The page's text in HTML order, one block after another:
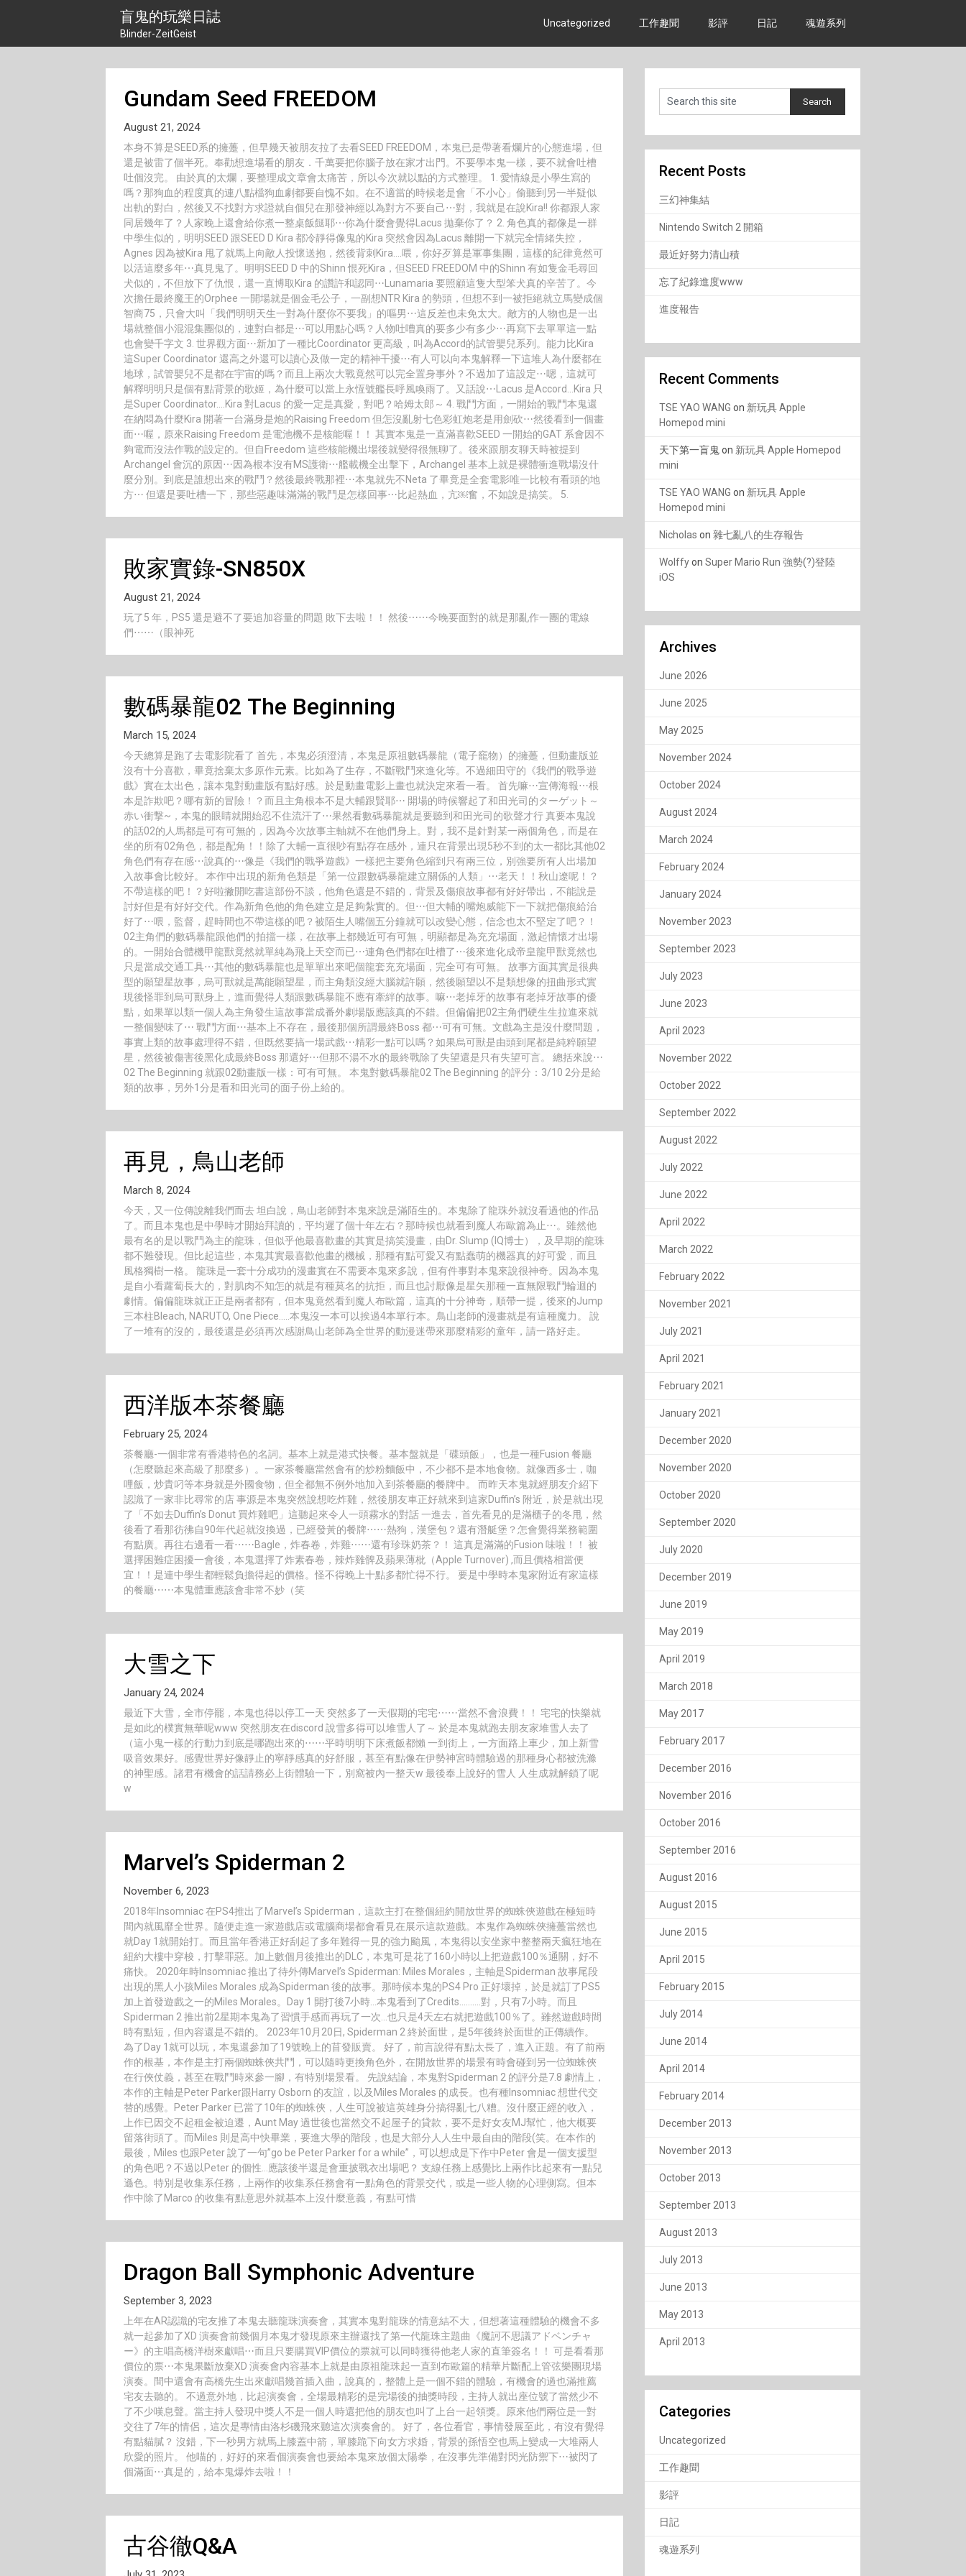
盲鬼的玩樂日誌
Blinder-ZeitGeist
Uncategorized 工作趣聞 影評 日記 魂遊系列
Gundam Seed FREEDOM
August 21, 2024
本身不算是SEED系的擁躉，但早幾天被朋友拉了去看SEED FREEDOM，本鬼已是帶著看爛片的心態進場，但
還是被雷了個半死。奉勸想進場看的朋友．千萬要把你腦子放在家才出門。不要學本鬼一樣，要不就會吐槽
吐個沒完。 由於真的太爛，要整理成文章會太痛苦，所以今次就以點的方式整理。 1. 愛情線是小學生寫的
嗎？那狗血的程度真的連八點檔狗血劇都要自愧不如。在不適當的時候老是會「不小心」偷聽到另一半疑似
出軌的對白，然後又不找對方求證就自個兒在那發神經以為對方不要自己⋯對，我就是在說Kira!! 你都跟人家
同居幾年了？人家晚上還會給你煮一整桌飯餸耶⋯你為什麼會覺得Lacus 拋棄你了？ 2. 角色真的都像是一群
中學生似的，明明SEED 跟SEED D Kira 都冷靜得像鬼的Kira 突然會因為Lacus 離開一下就完全情緒失控，
Agnes 因為被Kira 甩了就馬上向敵人投懷送抱，然後背刺Kira….喂，你好歹算是軍事集團，這樣的紀律竟然可
以活這麼多年⋯真見鬼了。明明SEED D 中的Shinn 恨死Kira，但SEED FREEDOM 中的Shinn 有如隻金毛尋回
犬似的，不但放下了仇恨，還一直博取Kira 的讚許和認同⋯Lunamaria 要照顧這隻大型笨犬真的辛苦了。今
次擔任最終魔王的Orphee 一開場就是個金毛公子，一副想NTR Kira 的勢頭，但想不到一被拒絕就立馬變成個
智商75，只會大叫「我們明明天生一對為什麼你不要我」的嘔男⋯這反差也未免太大。敵方的人物也是一出
場就整個小混混集團似的，連對白都是⋯可以用點心嗎？人物吐嘈真的要多少有多少⋯再寫下去單單這一點
也會變千字文 3. 世界觀方面⋯新加了一種比Coordinator 更高級，叫為Accord的試管嬰兒系列。能力比Kira
這Super Coordinator 還高之外還可以讀心及做一定的精神干擾⋯有人可以向本鬼解釋一下這堆人為什麼都在
地球，試管嬰兒不是都在宇宙的嗎？而且上兩次大戰竟然可以完全置身事外？不過加了這設定⋯嗯，這就可
解釋明明只是個有點背景的歌姬，為什麼可以當上永恆號艦長呼風喚雨了。又話說⋯Lacus 是Accord…Kira 只
是Super Coordinator….Kira 對Lacus 的愛一定是真愛，對吧？哈姆太郎～ 4. 戰鬥方面，一開始的戰鬥本鬼還
在納悶為什麼Kira 開著一台滿身是炮的Raising Freedom 但怎沒亂射七色彩虹炮老是用劍砍⋯然後看到一個畫
面⋯喔，原來Raising Freedom 是電池機不是核能喔！！ 其實本鬼是一直滿喜歡SEED 一開始的GAT 系會因不
夠電而沒法作戰的設定的。但自Freedom 這些核能機出場後就變得很無聊了。後來跟朋友聊天時被提到
Archangel 會沉的原因⋯因為根本沒有MS護衛⋯艦載機全出擊下，Archangel 基本上就是裸體衝進戰場沒什
麼分別。到底是誰想出來的戰鬥？然後最終戰那裡⋯本鬼就先不Neta 了畢竟是全套電影唯一比較有看頭的地
方⋯ 但還是要吐槽一下，那些惡趣味滿滿的戰鬥是怎樣回事⋯比起熱血，亢￼奮，不如說是搞笑。 5.
敗家實錄-SN850X
August 21, 2024
玩了5 年，PS5 還是避不了要追加容量的問題 敗下去啦！！ 然後⋯⋯今晚要面對的就是那亂作一團的電線
們⋯⋯（眼神死
數碼暴龍02 The Beginning
March 15, 2024
今天總算是跑了去電影院看了 首先，本鬼必須澄清，本鬼是原祖數碼暴龍（電子竉物）的擁躉，但動畫版並
沒有十分喜歡，畢竟捨棄太多原作元素。比如為了生存，不斷戰鬥來進化等。不過細田守的《我們的戰爭遊
戲》實在太出色，讓本鬼對動畫版有點好感。於是動畫電影上畫也就決定來看一看。 首先嘛⋯宣傳海報⋯根
本是詐欺吧？哪有新的冒險！？而且主角根本不是大輔跟賢耶⋯ 開場的時候響起了和田光司的ターゲット～
赤い衝撃~，本鬼的眼睛就開始忍不住流汗了⋯果然看數碼暴龍就是要聽到和田光司的歌聲才行 真要本鬼說
的話02的人馬都是可有可無的，因為今次故事主軸就不在他們身上。對，我不是針對某一兩個角色，而是在
坐的所有02角色，都是配角！！除了大輔一直很吵有點存在感外，連只在背景出現5秒不到的太一都比其他02
角色們有存在感⋯說真的⋯像是《我們的戰爭遊戲》一樣把主要角色縮到只有兩三位，別強要所有人出場加
入故事會比較好。 本作中出現的新角色類是「第一位跟數碼暴龍建立關係的人類」⋯老天！！秋山遼呢！？
不帶這樣的吧！？好啦撇開吃書這部份不談，他角色還是不錯的，背景及傷痕故事都有好好帶出，不能說是
討好但是有好好交代。作為新角色他的角色建立是足夠紮實的。但⋯但大輔的嘴炮威能下一下就把傷痕給治
好了⋯喂，監督，趕時間也不帶這樣的吧？被陌生人嘴個五分鐘就可以改變心態，信念也太不堅定了吧？！
02主角們的數碼暴龍跟他們的拍擋一樣，在故事上都幾近可有可無，明顯都是為充充場面，激起情懷才出場
的。一開始合體機甲龍獸竟然就單純為飛上天空而已⋯連角色們都在吐槽了⋯後來進化成帝皇龍甲獸竟然也
只是當成交通工具⋯其他的數碼暴龍也是單單出來吧個龍套充充場面，完全可有可無。 故事方面其實是很典
型的願望星故事，烏可獸就是萬能願望星，而主角類沒經大腦就許願，然後願望以不是類想像的扭曲形式實
現後怪罪到烏可獸身上，進而覺得人類跟數碼暴龍不應有牽絆的故事。嘛⋯老掉牙的故事有老掉牙故事的優
點，如果單以類一個人為主角發生這故事當成番外劇場版應該真的不錯。但偏偏把02主角們硬生生拉進來就
一整個變味了⋯ 戰鬥方面⋯基本上不存在，最後那個所謂最終Boss 都⋯可有可無。文戲為主是沒什麼問題，
事實上類的故事處理得不錯，但既然要搞一場武戲⋯精彩一點可以嗎？如果烏可獸是由頭到尾都是純粹願望
星，然後被傷害後黑化成最終Boss 那還好⋯但那不湯不水的最終戰除了失望還是只有失望可言。 總括來說⋯
02 The Beginning 就跟02動畫版一樣：可有可無。 本鬼對數碼暴龍02 The Beginning 的評分：3/10 2分是給
類的故事，另外1分是看和田光司的面子份上給的。
再見，鳥山老師
March 8, 2024
今天，又一位傳說離我們而去 坦白說，鳥山老師對本鬼來說是滿陌生的。本鬼除了龍珠外就沒看過他的作品
了。而且本鬼也是中學時才開始拜讀的，平均遲了個十年左右？那時候也就看到魔人布歐篇為止⋯。雖然他
最有名的是以戰鬥為主的龍珠，但似乎他最喜歡畫的其實是搞笑漫畫，由Dr. Slump (IQ博士），及早期的龍珠
都不難發現。但比起這些，本鬼其實最喜歡他畫的機械，那種有點可愛又有點蠢萌的機器真的好可愛，而且
風格獨樹一格。 龍珠是一套十分成功的漫畫實在不需要本鬼來多說，但有件事對本鬼來說很神奇。因為本鬼
是自小看蘿蔔長大的，對肌肉不知怎的就是有種莫名的抗拒，而且也討厭像是星矢那種一直無限戰鬥輪迴的
劇情。偏偏龍珠就正正是兩者都有，但本鬼竟然看到魔人布歐篇，這真的十分神奇，順帶一提，後來的Jump
三本柱Bleach, NARUTO, One Piece…..本鬼沒一本可以挨過4本單行本。鳥山老師的漫畫就是有這種魔力。 說
了一堆有的沒的，最後還是必須再次感謝鳥山老師為全世界的動漫迷帶來那麼精彩的童年，請一路好走。
西洋版本茶餐廳
February 25, 2024
茶餐廳-一個非常有香港特色的名詞。基本上就是港式快餐。基本盤就是「碟頭飯」，也是一種Fusion 餐廳
（怎麼聽起來高級了那麼多）。一家茶餐廳當然會有的炒粉麵飯中，不少都不是本地食物。就像西多士，咖
哩飯，炒貴叼等本身就是外國食物，但全都無不例外地加入到茶餐廳的餐牌中。 而昨天本鬼就經朋友介紹下
認識了一家非比尋常的店 事源是本鬼突然說想吃炸雞，然後朋友車正好就來到這家Duffin’s 附近，於是就出現
了「不如去Duffin’s Donut 買炸雞吧」這聽起來令人一頭霧水的對話 一進去，首先看見的是滿櫃子的冬甩，然
後看了看那彷彿自90年代起就沒換過，已經發黃的餐牌⋯⋯熱狗，漢堡包？還有潛艇堡？怎會覺得業務範圍
有點廣。再往右邊看一看⋯⋯Bagle，炸春卷，炸雞⋯⋯還有珍珠奶茶？！ 這真是滿滿的Fusion 味啦！！ 被
選擇困難症困擾一會後，本鬼選擇了炸素春卷，辣炸雞髀及蘋果薄枇（Apple Turnover) ,而且價格相當便
宜！！是連中學生都輕鬆負擔得起的價格。怪不得晚上十點多都忙得不行。 要是中學時本鬼家附近有家這樣
的餐廳⋯⋯本鬼體重應該會非常不妙（笑
大雪之下
January 24, 2024
最近下大雪，全市停罷，本鬼也得以停工一天 突然多了一天假期的宅宅⋯⋯當然不會浪費！！ 宅宅的快樂就
是如此的樸實無華呢www 突然朋友在discord 說雪多得可以堆雪人了～ 於是本鬼就跑去朋友家堆雪人去了
（這小鬼一樣的行動力到底是哪跑出來的⋯⋯平時明明下床煮飯都懶 一到街上，一方面路上車少，加上新雪
吸音效果好。感覺世界好像靜止的寧靜感真的好舒服，甚至有點像在伊勢神宮時體驗過的那種身心都被洗滌
的神聖感。諸君有機會的話請務必上街體驗一下，別窩被內一整天w 最後奉上說好的雪人 人生成就解鎖了呢
w
Marvel’s Spiderman 2
November 6, 2023
2018年Insomniac 在PS4推出了Marvel’s Spiderman，這款主打在整個紐約開放世界的蜘蛛俠遊戲在極短時
間內就風靡全世界。隨便走進一家遊戲店或電腦商場都會看見在展示這款遊戲。本鬼作為蜘蛛俠擁躉當然也
就Day 1就開始打。而且當年香港正好刮起了多年難得一見的強力颱風，本鬼得以安坐家中整整兩天瘋狂地在
紐約大樓中穿梭，打擊罪惡。加上數個月後推出的DLC，本鬼可是花了160小時以上把遊戲100％通關，好不
痛快。 2020年時Insomniac 推出了待外傳Marvel’s Spiderman: Miles Morales，主軸是Spiderman 故事尾段
出現的黑人小孩Miles Morales 成為Spiderman 後的故事。那時候本鬼的PS4 Pro 正好壞掉，於是就訂了PS5
加上首發遊戲之一的Miles Morales。Day 1 開打後7小時…本鬼看到了Credits……….對，只有7小時。而且
Spiderman 2 推出前2星期本鬼為了習慣手感而再玩了一次…也只是4天左右就把遊戲100％了。雖然遊戲時間
時有點短，但內容還是不錯的。 2023年10月20日, Spiderman 2 終於面世，是5年後終於面世的正傳續作。
為了Day 1就可以玩，本鬼還參加了19號晚上的苜發販賣。 好了，前言說得有點太長了，進入正題。有了前兩
作的根基，本作是主打兩個蜘蛛俠共鬥，可以隨時更換角色外，在開放世界的場景有時會碰到另一位蜘蛛俠
在行俠仗義，甚至在戰鬥時來參一腳，有特別場景看。 先說結論，本鬼對Spiderman 2 的評分是7.8 劇情上，
本作的主軸是Peter Parker跟Harry Osborn 的友誼，以及Miles Morales 的成長。也有種Insomniac 想世代交
替的感覺。Peter Parker 已當了10年的蜘蛛俠，人生可說被這英雄身分搞得亂七八糟。沒什麼正經的收入，
上作已因交不起租金被迫遷，Aunt May 過世後也當然交不起屋子的貸款，要不是好女友MJ幫忙，他大概要
留落街頭了。而Miles 則是高中快畢業，要進大學的階段，也是大部分人人生中最自由的階段(笑。在本作的
最後，Miles 也跟Peter 說了一句”go be Peter Parker for a while”，可以想成是下作中Peter 會是一個支援型
的角色吧？不過以Peter 的個性…應該後半還是會重披戰衣出場吧？ 支線任務上感覺比上兩作比起來有一點兒
遜色。特別是收集系任務，上兩作的收集系任務會有一點角色的背景交代，或是一些人物的心理側寫。但本
作中除了Marco 的收集有點意思外就基本上沒什麼意義，有點可惜
Dragon Ball Symphonic Adventure
September 3, 2023
上年在AR認識的宅友推了本鬼去聽龍珠演奏會，其實本鬼對龍珠的情意結不大，但想著這種體驗的機會不多
就一起參加了XD 演奏會前幾個月本鬼才發現原來主辦還找了第一代龍珠主題曲《魔訶不思議アドベンチャ
ー》的主唱高橋洋樹來獻唱⋯而且只要購買VIP價位的票就可以同時獲得他老人家的直筆簽名！！ 可是看看那
價位的票⋯本鬼果斷放棄XD 演奏會內容基本上就是由原祖龍珠起一直到布歐篇的精華片斷配上管弦樂團現場
演奏。間中還會有高橋先生出來獻唱幾首插入曲，說真的，整體上是一個不錯的體驗，有機會的過也滿推薦
宅友去聽的。 不過意外地，比起演奏會，全場最精彩的是完場後的抽獎時段，主持人就出座位號了當然少不
了不少嘆息聲。當主持人發現中獎人不是一個人時還把他的朋友也叫了上台一起領獎。原來他們兩位是一對
交往了7年的情侶，這次是專情由洛杉磯飛來聽這次演奏會的。 好了，各位看官，事情發展至此，有沒有覺得
有點貓膩？ 沒錯，下一秒男方就馬上膝蓋中箭，單膝跪下向女方求婚，背景的孫悟空也馬上變成一大堆兩人
欣愛的照片。 他喵的，好好的來看個演奏會也要給本鬼來放個太陽拳，在沒事先準備對閃光防禦下⋯被閃了
個滿面⋯真是的，給本鬼爆炸去啦！！
古谷徹Q&A
Recent Posts
三幻神集結
Nintendo Switch 2 開箱
最近好努力清山積
忘了紀錄進度www
進度報告
Recent Comments
TSE YAO WANG on 新玩具 Apple
Homepod mini
天下第一盲鬼on 新玩具 Apple Homepod
mini
TSE YAO WANG on 新玩具 Apple
Homepod mini
Nicholas on 雜七亂八的生存報告
Wolffyon Super Mario Run 強勢(?)登陸
iOS
Archives
June 2026
June 2025
May 2025
November 2024
October 2024
August 2024
March 2024
February 2024
January 2024
November 2023
September 2023
July 2023
June 2023
April 2023
November 2022
October 2022
September 2022
August 2022
July 2022
June 2022
April 2022
March 2022
February 2022
November 2021
July 2021
April 2021
February 2021
January 2021
December 2020
November 2020
October 2020
September 2020
July 2020
December 2019
June 2019
May 2019
April 2019
March 2018
May 2017
February 2017
December 2016
November 2016
October 2016
September 2016
August 2016
August 2015
June 2015
April 2015
February 2015
July 2014
June 2014
April 2014
February 2014
December 2013
November 2013
October 2013
September 2013
August 2013
July 2013
June 2013
May 2013
April 2013
Categories
Uncategorized
工作趣聞
影評
日記
魂遊系列